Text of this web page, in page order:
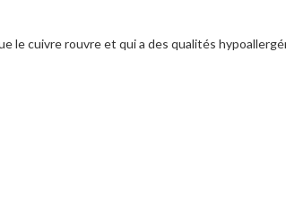
le cuivre rouvre et qui a des qualités